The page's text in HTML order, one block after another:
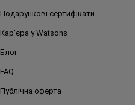
Подарункові сертифікати
Кар'єра у Watsons
Блог
FAQ
Публічна оферта